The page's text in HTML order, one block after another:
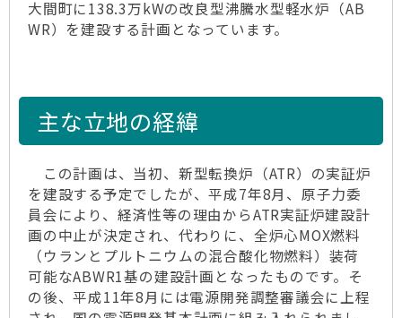
大間町に138.3万kWの改良型沸騰水型軽水炉（AB
WR）を建設する計画となっています。
主な立地の経緯
この計画は、当初、新型転換炉（ATR）の実証炉
を建設する予定でしたが、平成7年8月、原子力委
員会により、経済性等の理由からATR実証炉建設計
画の中止が決定され、代わりに、全炉心MOX燃料
（ウランとプルトニウムの混合酸化物燃料）装荷
可能なABWR1基の建設計画となったものです。そ
の後、平成11年8月には電源開発調整審議会に上程